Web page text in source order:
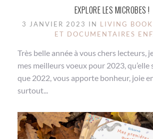
EXPLORE LES MICROBES !
3 JANVIER 2023 IN LIVING
ET DOCUMENTAIRES
Très belle année à vous chers lecteurs,
mes meilleurs voeux pour 2023,
que 2022, vous apporte bonheur, joie
surtout...